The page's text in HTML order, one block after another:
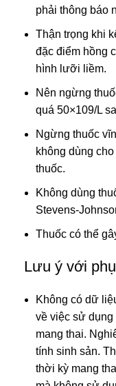
phải thông báo
Thận trọng khi
đặc điểm hồng
hình lưỡi liềm.
Nên ngừng
quá 50×109/L
Ngừng thuốc
không dùng
thuốc.
Không dùng
Stevens-
Thuốc có thể
Lưu ý với
Không có dữ
về việc sử
mang thai.
tính sinh sản.
thời kỳ mang